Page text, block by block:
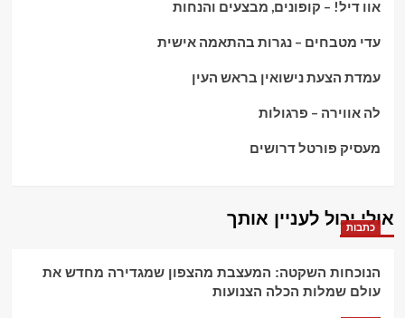
אוו דיל! – קופונים, מבצעים והנחות
עדי מטבחים – נגרות בהתאמה אישית
עמדת הצעת נישואין בראש העין
לה אווירה – פרגולות
מעסיק פורטל דרושים
אולי יכול לעניין אותך
כתבות
הנוכחות השקטה: המעצבת מהצפון שמגדירה מחדש את
עולם שמלות הכלה הצנועות